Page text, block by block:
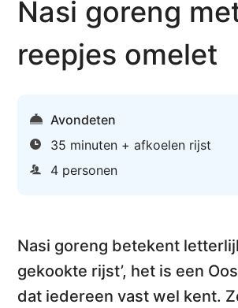
Nasi goreng
reepjes omelet
Avondeten
35 minuten + afkoelen rijst
4 personen
Nasi goreng betekent
gekookte rijst’, het is een
dat iedereen vast wel kent.